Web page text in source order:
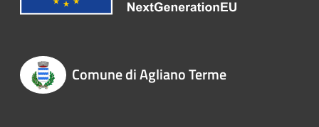
Comune di Agliano Terme